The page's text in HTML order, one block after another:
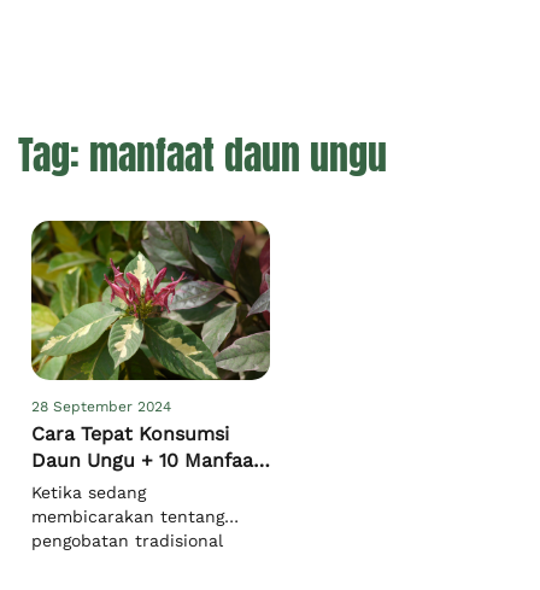
Tag: manfaat daun ungu
28 September 2024
Cara Tepat Konsumsi
Daun Ungu + 10 Manfaat
Utamanya [Lengkap]
Ketika sedang
membicarakan tentang
pengobatan tradisional